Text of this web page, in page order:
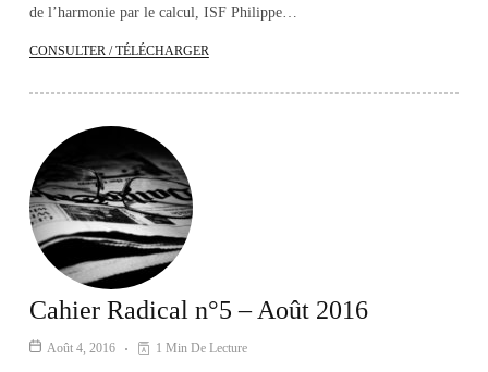
de l’harmonie par le calcul, ISF Philippe…
CONSULTER / TÉLÉCHARGER
Cahier Radical n°5 – Août 2016
Août 4, 2016 1 Min De Lecture